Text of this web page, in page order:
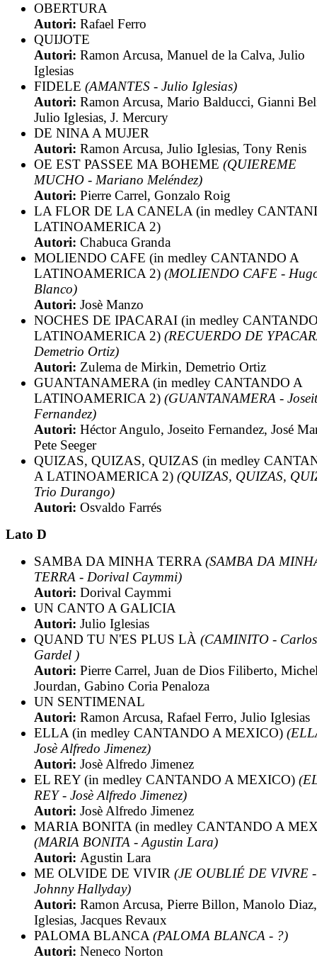
OBERTURA
Autori: Rafael Ferro
QUIJOTE
Autori: Ramon Arcusa, Manuel de la Calva, Julio
Iglesias
FIDELE (AMANTES - Julio Iglesias)
Autori: Ramon Arcusa, Mario Balducci, Gianni
Julio Iglesias, J. Mercury
DE NINA A MUJER
Autori: Ramon Arcusa, Julio Iglesias, Tony Renis
OE EST PASSEE MA BOHEME (QUIEREME
MUCHO - Mariano Meléndez)
Autori: Pierre Carrel, Gonzalo Roig
LA FLOR DE LA CANELA (in medley
LATINOAMERICA 2)
Autori: Chabuca Granda
MOLIENDO CAFE (in medley CANTANDO A
LATINOAMERICA 2) (MOLIENDO CAFE -
Blanco)
Autori: Josè Manzo
NOCHES DE IPACARAI (in medley
LATINOAMERICA 2) (RECUERDO DE
Demetrio Ortiz)
Autori: Zulema de Mirkin, Demetrio Ortiz
GUANTANAMERA (in medley CANTANDO A
LATINOAMERICA 2) (GUANTANAMERA -
Fernandez)
Autori: Héctor Angulo, Joseito Fernandez, José
Pete Seeger
QUIZAS, QUIZAS, QUIZAS (in medley
A LATINOAMERICA 2) (QUIZAS, QUIZAS,
Trio Durango)
Autori: Osvaldo Farrés
Lato D
SAMBA DA MINHA TERRA(SAMBA DA
TERRA - Dorival Caymmi)
Autori: Dorival Caymmi
UN CANTO A GALICIA
Autori: Julio Iglesias
QUAND TU N'ES PLUS LÀ (CAMINITO - Carlos
Gardel )
Autori: Pierre Carrel, Juan de Dios Filiberto,
Jourdan, Gabino Coria Penaloza
UN SENTIMENAL
Autori: Ramon Arcusa, Rafael Ferro, Julio Iglesias
ELLA (in medley CANTANDO A MEXICO)
Josè Alfredo Jimenez)
Autori: Josè Alfredo Jimenez
EL REY (in medley CANTANDO A MEXICO)
REY - Josè Alfredo Jimenez)
Autori: Josè Alfredo Jimenez
MARIA BONITA (in medley CANTANDO A
(MARIA BONITA - Agustin Lara)
Autori: Agustin Lara
ME OLVIDE DE VIVIR (JE OUBLIÉ DE VIVRE -
Johnny Hallyday)
Autori: Ramon Arcusa, Pierre Billon, Manolo
Iglesias, Jacques Revaux
PALOMA BLANCA(PALOMA BLANCA - ?)
Autori: Neneco Norton